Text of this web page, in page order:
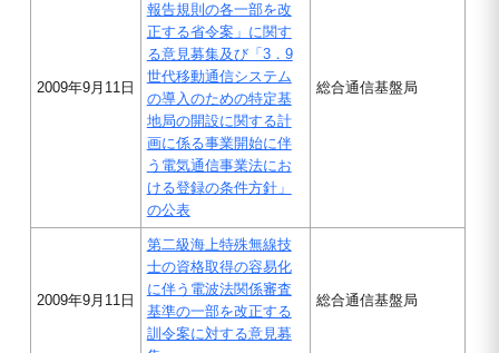
2009年9月11日
報告規則の各一部を改
正する省令案」に関す
る意見募集及び「3．9
世代移動通信システム
の導入のための特定基
地局の開設に関する計
画に係る事業開始に伴
う電気通信事業法にお
ける登録の条件方針」
の公表
総合通信基盤局
2009年9月11日
第二級海上特殊無線技
士の資格取得の容易化
に伴う電波法関係審査
基準の一部を改正する
訓令案に対する意見募
総合通信基盤局